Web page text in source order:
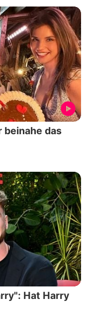
beinahe das
Hat Harry